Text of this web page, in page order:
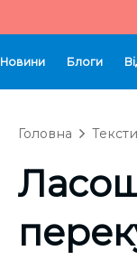
Новини Блоги
Головна Тексти